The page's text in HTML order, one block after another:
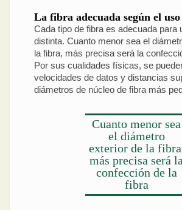
La fibra adecuada según el uso
Cada tipo de fibra es adecuada para
distinta. Cuanto menor sea el
la fibra, más precisa será la
Por sus cualidades físicas, se
velocidades de datos y distancias
diámetros de núcleo de fibra más
Cuanto menor sea
el diámetro
exterior de la
más precisa será la
confección de la
fibra